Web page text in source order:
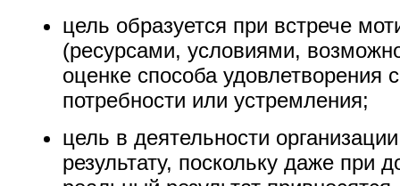
цель образуется при встрече
(ресурсами, условиями,
оценке способа удовлетворения
потребности или устремления;
цель в деятельности
результату, поскольку даже при